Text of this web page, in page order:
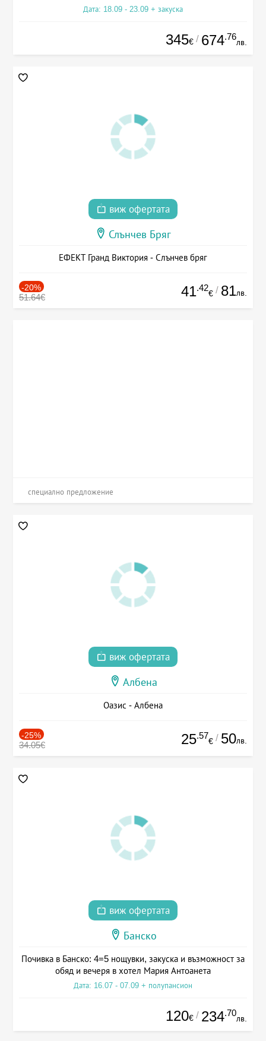
Дата: 18.09 - 23.09 + закуска
345€ / 674.76
лв.
виж офертата
Слънчев Бряг
ЕФЕКТ Гранд Виктория - Слънчев бряг
-20%
51.64€ 41.42
€ / 81лв.
специално предложение
виж офертата
Албена
Оазис - Албена
-25%
34.05€ 25.57
€ / 50лв.
виж офертата
Банско
Почивка в Банско: 4=5 нощувки, закуска и възможност за
обяд и вечеря в хотел Мария Антоанета
Дата: 16.07 - 07.09 + полупансион
120€ / 234.70
лв.